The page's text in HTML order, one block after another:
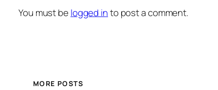
You must be logged into post a comment.
MORE POSTS